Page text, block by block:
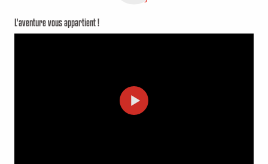
L'aventure vous appartient !